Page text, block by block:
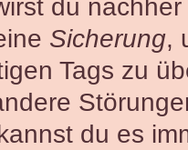
du
Sicherung,
Tags zu
du es